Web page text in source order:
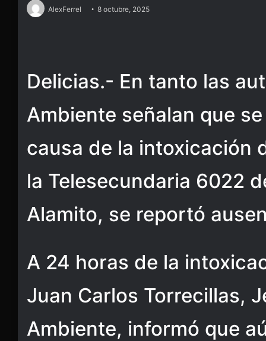
AlexFerrel 8 octubre, 2025
Delicias.- En tanto las
Ambiente señalan que
causa de la intoxicación
la Telesecundaria 6022
Alamito, se reportó
A 24 horas de la
Juan Carlos Torrecillas,
Ambiente, informó que